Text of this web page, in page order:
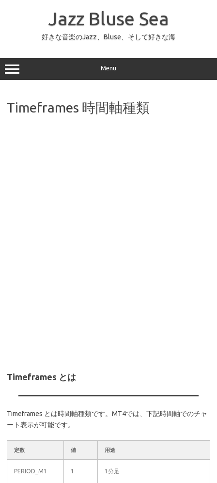
ッ
プ
Jazz Bluse Sea
好きな音楽のJazz、Bluse、そして好きな海
Menu
Timeframes 時間軸種類
Timeframes とは
Timeframes とは時間軸種類です。MT4では、下記時間軸でのチャ
ート表示が可能です。
定数 値 用途
PERIOD_M1 1 1分足